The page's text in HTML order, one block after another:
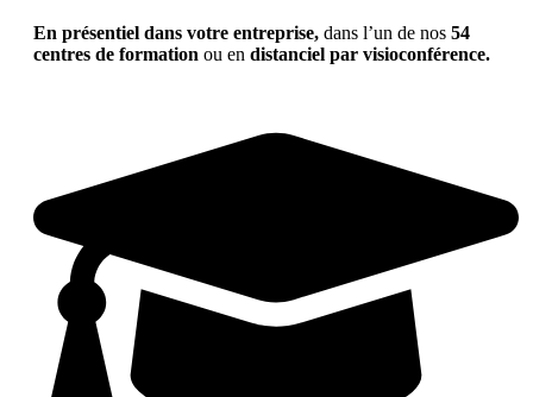
En présentiel dans votre entreprise, dans l’un de nos 54
centres de formation ou en distanciel par visioconférence.